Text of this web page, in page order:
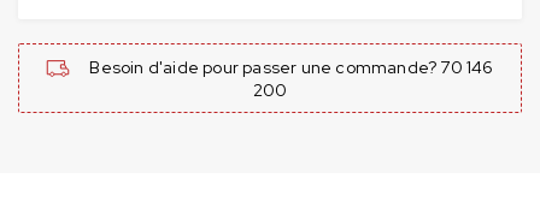
Besoin d'aide pour passer une commande? 70 146
200